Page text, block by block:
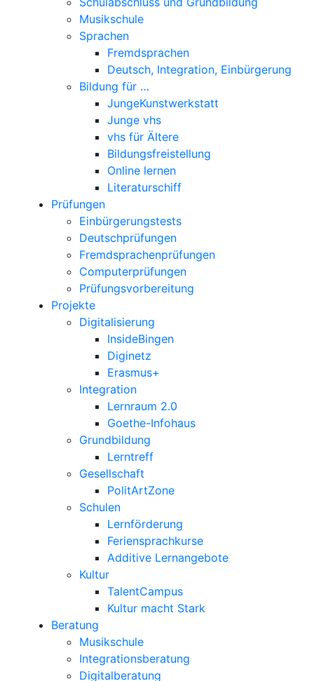
Musikschule
Sprachen
Fremdsprachen
Deutsch, Integration, Einbürgerung
Bildung für …
JungeKunstwerkstatt
Junge vhs
vhs für Ältere
Bildungsfreistellung
Online lernen
Literaturschiff
Prüfungen
Einbürgerungstests
Deutschprüfungen
Fremdsprachenprüfungen
Computerprüfungen
Prüfungsvorbereitung
Projekte
Digitalisierung
InsideBingen
Diginetz
Erasmus+
Integration
Lernraum 2.0
Goethe-Infohaus
Grundbildung
Lerntreff
Gesellschaft
PolitArtZone
Schulen
Lernförderung
Feriensprachkurse
Additive Lernangebote
Kultur
TalentCampus
Kultur macht Stark
Beratung
Musikschule
Integrationsberatung
Digitalberatung